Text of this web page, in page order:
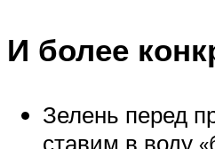
И более
Зелень перед
ставим в воду